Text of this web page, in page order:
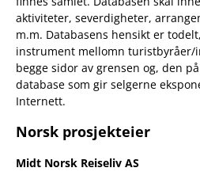
aktiviteter, severdigheter,
m.m. Databasens hensikt er
instrument mellomn turistbyråer/
begge sidor av grensen og, den
database som gir selgerne
Internett.
Norsk prosjekteier
Midt Norsk Reiseliv AS